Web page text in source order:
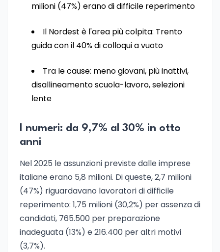
milioni (47%) erano di difficile reperimento
Il Nordest è l'area più colpita: Trento
guida con il 40% di colloqui a vuoto
Tra le cause: meno giovani, più inattivi,
disallineamento scuola-lavoro, selezioni
lente
I numeri: da 9,7% al 30% in otto
anni
Nel 2025 le assunzioni previste dalle imprese
italiane erano 5,8 milioni. Di queste, 2,7 milioni
(47%) riguardavano lavoratori di difficile
reperimento: 1,75 milioni (30,2%) per assenza di
candidati, 765.500 per preparazione
inadeguata (13%) e 216.400 per altri motivi
(3,7%).